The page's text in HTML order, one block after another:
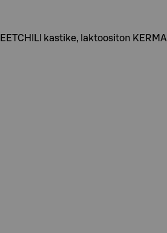
kastike, laktoositon KERMA